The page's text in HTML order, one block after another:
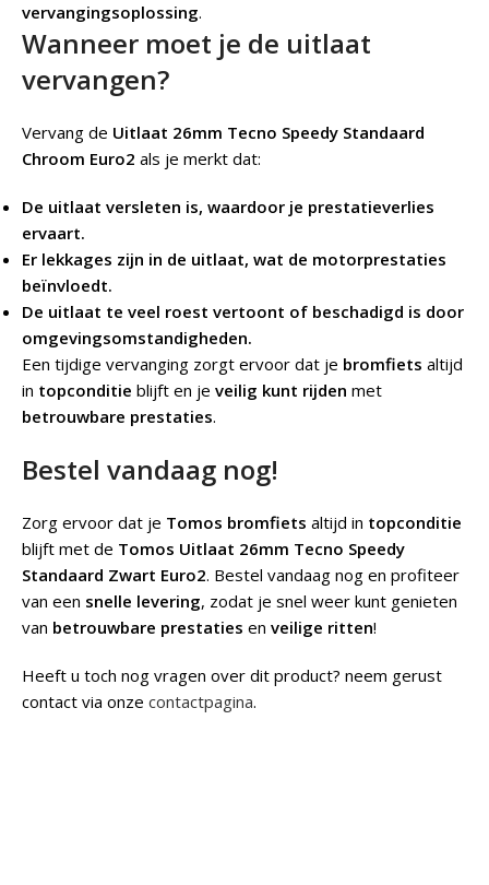
vervangingsoplossing.
Wanneer moet je de uitlaat
vervangen?
Vervang de Uitlaat 26mm Tecno Speedy Standaard
Chroom Euro2 als je merkt dat:
De uitlaat versleten is, waardoor je prestatieverlies
ervaart.
Er lekkages zijn in de uitlaat, wat de motorprestaties
beïnvloedt.
De uitlaat te veel roest vertoont of beschadigd is door
omgevingsomstandigheden.
Een tijdige vervanging zorgt ervoor dat je bromfiets altijd
in topconditie blijft en je veilig kunt rijden met
betrouwbare prestaties.
Bestel vandaag nog!
Zorg ervoor dat je Tomos bromfiets altijd in topconditie
blijft met de Tomos Uitlaat 26mm Tecno Speedy
Standaard Zwart Euro2. Bestel vandaag nog en profiteer
van een snelle levering, zodat je snel weer kunt genieten
van betrouwbare prestaties en veilige ritten!
Heeft u toch nog vragen over dit product? neem gerust
contact via onze contactpagina.